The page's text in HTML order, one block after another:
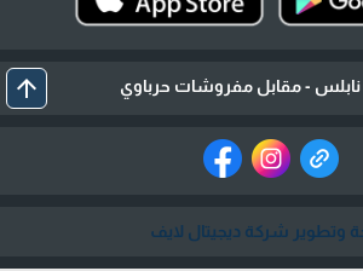
- مقابل مفروشات حرباوي arrow_upward
وتطوير شركة ديجيتال لايف